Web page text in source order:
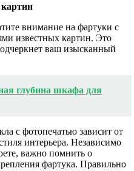
внимание на фартуки с
известных картин. Это
ваш изысканный
глубина шкафа для
с фотопечатью зависит от
интерьера. Независимо
важно помнить о
фартука. Правильно